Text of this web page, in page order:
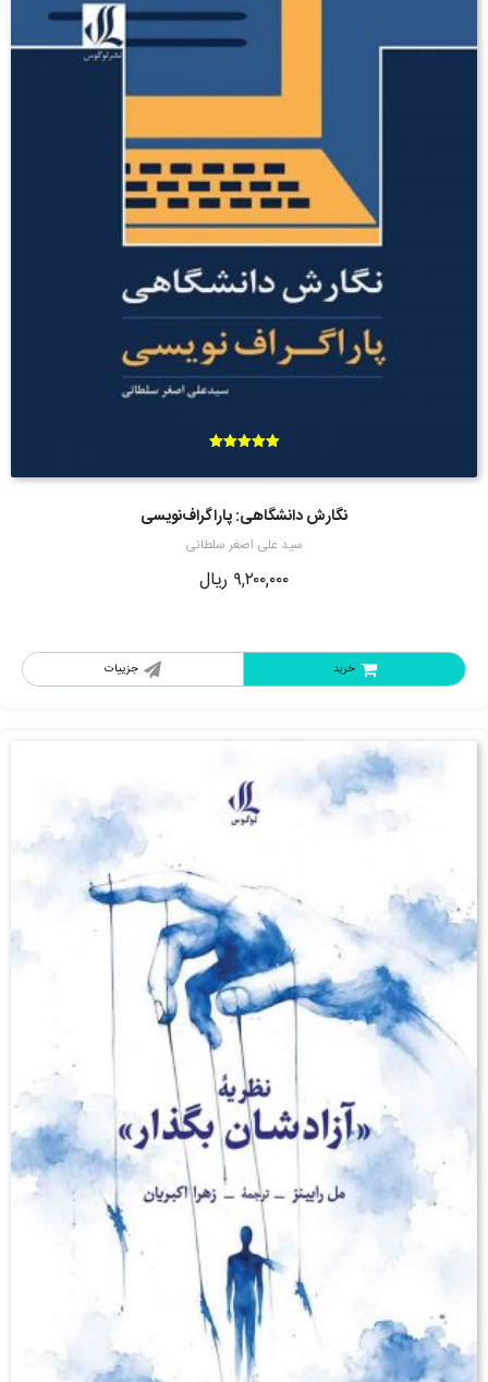
نگارش دانشگاهی: پاراگراف‌نویسی
سید علی اصغر سلطانی
۹,۲۰۰,۰۰۰ ریال
جزییات خرید